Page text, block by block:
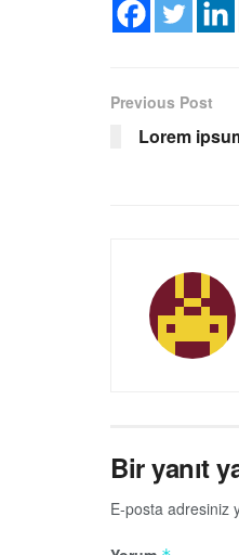
Previous Post
Lorem
Bir yanıt
E-posta adresiniz